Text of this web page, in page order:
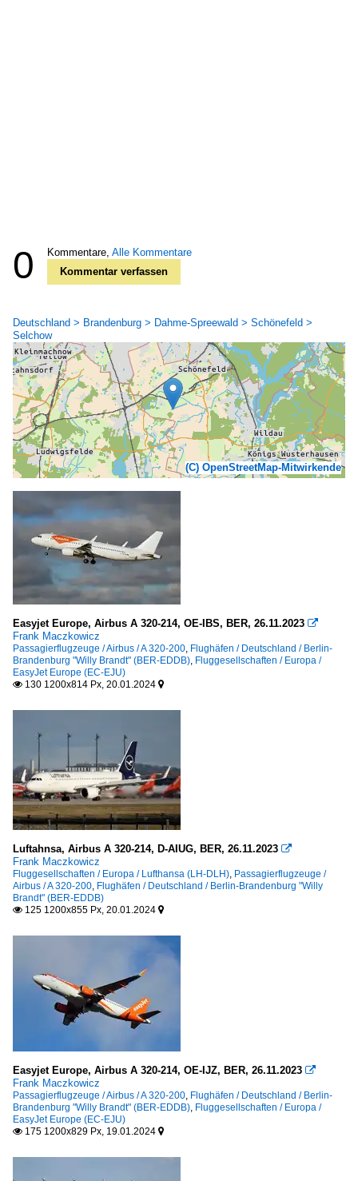
0 Kommentare, Alle Kommentare
Kommentar verfassen
Deutschland > Brandenburg > Dahme-Spreewald > Schönefeld >
Selchow
(C) OpenStreetMap-Mitwirkende
Easyjet Europe, Airbus A 320-214, OE-IBS, BER, 26.11.2023 
Frank Maczkowicz
Passagierflugzeuge / Airbus / A 320-200, Flughäfen / Deutschland / Berlin-
Brandenburg "Willy Brandt" (BER-EDDB), Fluggesellschaften / Europa /
EasyJet Europe (EC-EJU)
 130 1200x814 Px, 20.01.2024 
Luftahnsa, Airbus A 320-214, D-AIUG, BER, 26.11.2023 
Frank Maczkowicz
Fluggesellschaften / Europa / Lufthansa (LH-DLH), Passagierflugzeuge /
Airbus / A 320-200, Flughäfen / Deutschland / Berlin-Brandenburg "Willy
Brandt" (BER-EDDB)
 125 1200x855 Px, 20.01.2024 
Easyjet Europe, Airbus A 320-214, OE-IJZ, BER, 26.11.2023 
Frank Maczkowicz
Passagierflugzeuge / Airbus / A 320-200, Flughäfen / Deutschland / Berlin-
Brandenburg "Willy Brandt" (BER-EDDB), Fluggesellschaften / Europa /
EasyJet Europe (EC-EJU)
 175 1200x829 Px, 19.01.2024 